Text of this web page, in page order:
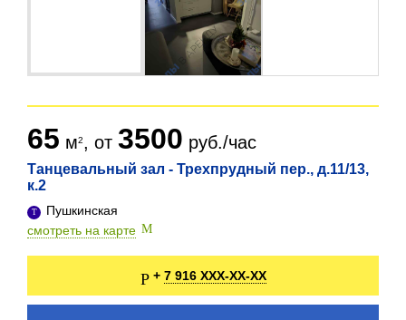
Танцевальный зал - Трехпрудный пер., д.11/13,
к.2
Пушкинская
смотреть на карте
65 м , от 3500 руб./час
+ 7 916 XXX-XX-XX